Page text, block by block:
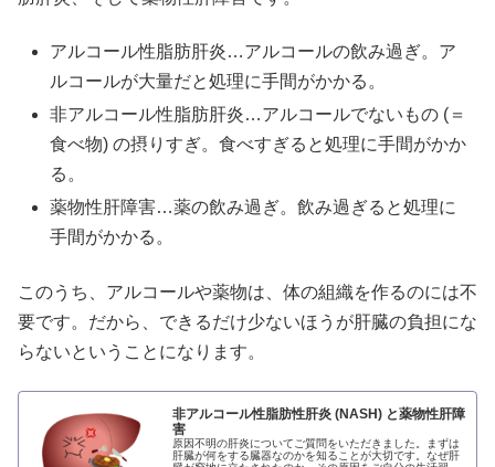
アルコール性脂肪肝炎…アルコールの飲み過ぎ。ア
ルコールが大量だと処理に手間がかかる。
非アルコール性脂肪肝炎…アルコールでないもの (＝
食べ物) の摂りすぎ。食べすぎると処理に手間がかか
る。
薬物性肝障害…薬の飲み過ぎ。飲み過ぎると処理に
手間がかかる。
このうち、アルコールや薬物は、体の組織を作るのには不
要です。だから、できるだけ少ないほうが肝臓の負担にな
らないということになります。
非アルコール性脂肪性肝炎 (NASH) と薬物性肝障
害
原因不明の肝炎についてご質問をいただきました。まずは
肝臓が何をする臓器なのかを知ることが大切です。なぜ肝